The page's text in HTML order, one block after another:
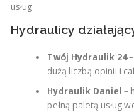
usług:
Hydraulicy
Twój Hydraulik 24–
dużą liczbą opinii i
Hydraulik Daniel –
pełną paletą usług